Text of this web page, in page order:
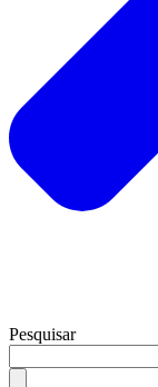
Pesquisar